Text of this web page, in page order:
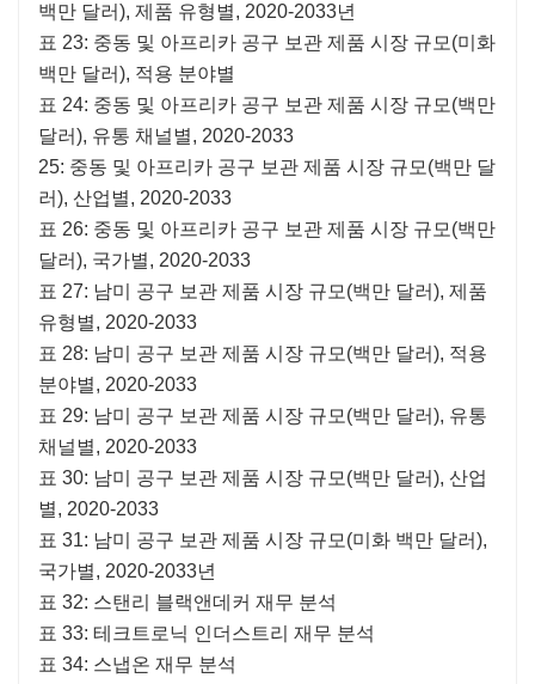
백만 달러), 제품 유형별, 2020-2033년
표 23: 중동 및 아프리카 공구 보관 제품 시장 규모(미화
백만 달러), 적용 분야별
표 24: 중동 및 아프리카 공구 보관 제품 시장 규모(백만
달러), 유통 채널별, 2020-2033
25: 중동 및 아프리카 공구 보관 제품 시장 규모(백만 달
러), 산업별, 2020-2033
표 26: 중동 및 아프리카 공구 보관 제품 시장 규모(백만
달러), 국가별, 2020-2033
표 27: 남미 공구 보관 제품 시장 규모(백만 달러), 제품
유형별, 2020-2033
표 28: 남미 공구 보관 제품 시장 규모(백만 달러), 적용
분야별, 2020-2033
표 29: 남미 공구 보관 제품 시장 규모(백만 달러), 유통
채널별, 2020-2033
표 30: 남미 공구 보관 제품 시장 규모(백만 달러), 산업
별, 2020-2033
표 31: 남미 공구 보관 제품 시장 규모(미화 백만 달러),
국가별, 2020-2033년
표 32: 스탠리 블랙앤데커 재무 분석
표 33: 테크트로닉 인더스트리 재무 분석
표 34: 스냅온 재무 분석